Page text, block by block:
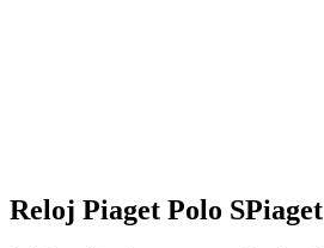
Reloj Piaget Polo SPiaget